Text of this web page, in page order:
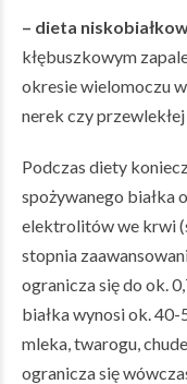
– dieta
kłębuszkowym
okresie wielomoczu
nerek czy
Podczas diety
spożywanego białka
elektrolitów we krwi
stopnia
ogranicza się do ok.
białka wynosi ok. 40-
mleka, twarogu,
ogranicza się